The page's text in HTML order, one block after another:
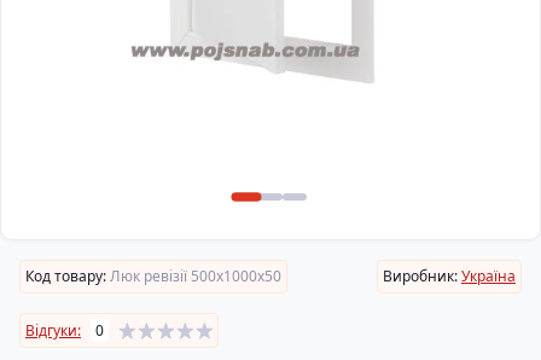
Код товару:Люк ревізії 500х1000х50 Виробник:Україна
Відгуки: 0